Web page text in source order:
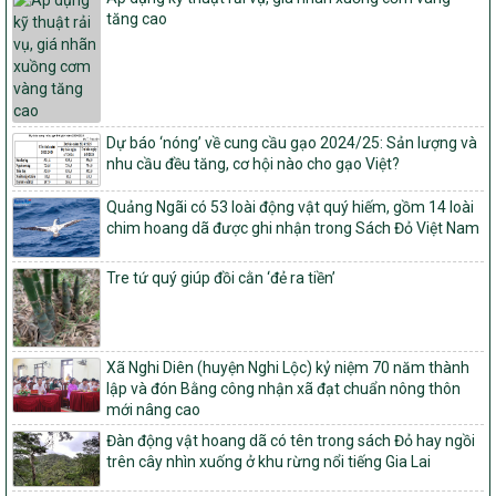
và thu hồi quyết định công nhận xã đạt chuẩn nông thôn mới, xã
đạt nông thôn mới hiện đại và tỉnh, thành phố hoàn thành nhiệm
vụ xây dựng nông thôn mới giai đoạn 2026 – 2030
Quyết định số 16/2026/QĐ-TTg
Quy định nguyên tắc, tiêu chí, định mức phân bổ ngân sách trung
ương và tỉ lệ vốn đối ứng ngân sách của địa phương thực hiện
Chương trình mục tiêu quốc gia xây dựng nông thôn mới, giảm
nghèo bền vững và phát triển kinh tế – xã hội vùng đồng bào dân
tộc thiểu số và miền núi giai đoạn 2026 – 2030
1451/QĐ-UBND
Phê duyệt danh sách các xã thuộc nhóm 1, nhóm 2, nhóm 3
trong xây dựng nông thôn mới giai đoạn 2026-2030 trên địa bàn
tỉnh Nghệ An
103/PTNT-NTM
Về việc đăng ký thực hiện Dự án liên kết theo chuỗi giá trị thuộc
Dự án 2 – Chương trình Mục tiêu quốc gia Giảm nghèo bền vững
giai đoạn 2021-2025 được kéo dài sang năm 2026
827/QĐ-BNNMT
Quyết định Ban hành Kế hoạch triển khai thực hiện Chương trình
mục tiêu quốc gia xây dựng nông thôn mới, giảm nghèo bền
vững và phát triển kinh tế – xã hội vùng đồng bào dân tộc thiểu
tăng cao
Dự báo ‘nóng’ về cung cầu gạo 2024/25: Sản lượng và
nhu cầu đều tăng, cơ hội nào cho gạo Việt?
Quảng Ngãi có 53 loài động vật quý hiếm, gồm 14 loài
chim hoang dã được ghi nhận trong Sách Đỏ Việt Nam
Tre tứ quý giúp đồi cằn ‘đẻ ra tiền’
Xã Nghi Diên (huyện Nghi Lộc) kỷ niệm 70 năm thành
lập và đón Bằng công nhận xã đạt chuẩn nông thôn
mới nâng cao
Đàn động vật hoang dã có tên trong sách Đỏ hay ngồi
trên cây nhìn xuống ở khu rừng nổi tiếng Gia Lai